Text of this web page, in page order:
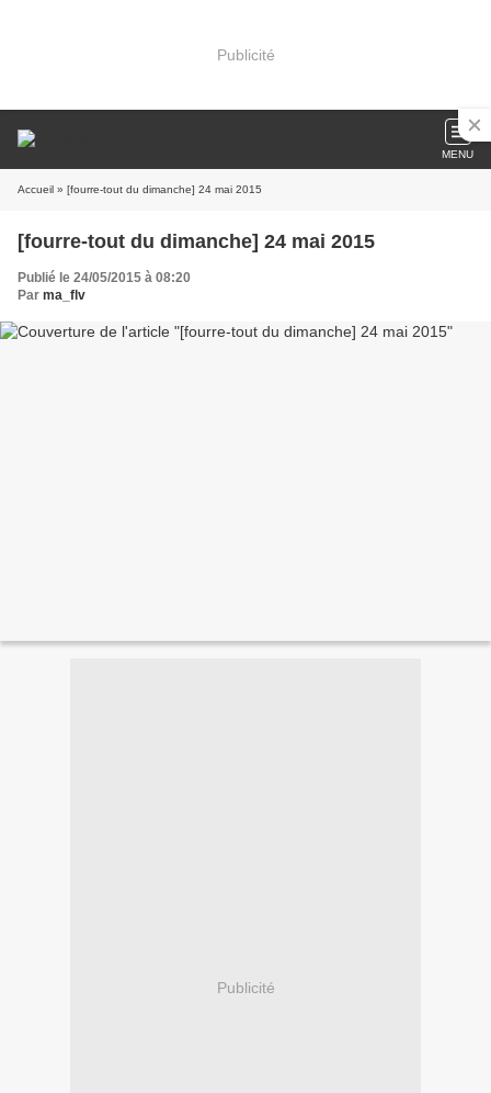
Publicité
MENU
Accueil » [fourre-tout du dimanche] 24 mai 2015
[fourre-tout du dimanche] 24 mai 2015
Publié le 24/05/2015 à 08:20
Par ma_flv
Publicité